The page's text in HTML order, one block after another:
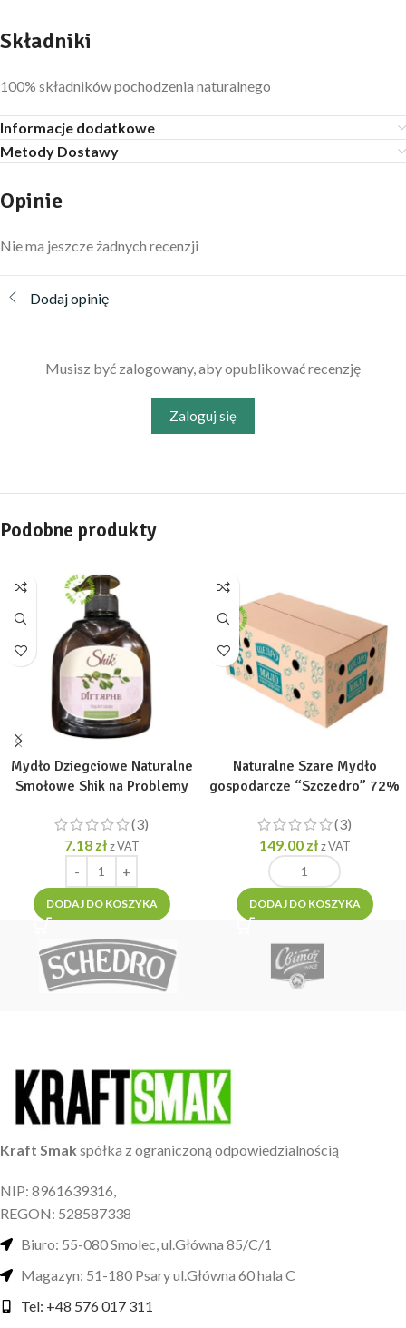
Składniki
100% składników pochodzenia naturalnego
Informacje dodatkowe
Metody Dostawy
Opinie
Nie ma jeszcze żadnych recenzji
Dodaj opinię
Musisz być zalogowany, aby opublikować recenzję
Zaloguj się
Podobne produkty
Mydło Dziegciowe Naturalne
Smołowe Shik na Problemy
(3)
7.18 zł z VAT
DODAJ DO KOSZYKA
Naturalne Szare Mydło
gospodarcze “Szczedro” 72%
(3)
149.00 zł z VAT
DODAJ DO KOSZYKA
Kraft Smak spółka z ograniczoną odpowiedzialnością
NIP: 8961639316,
REGON: 528587338
Biuro: 55-080 Smolec, ul.Główna 85/C/1
Magazyn: 51-180 Psary ul.Główna 60 hala C
Tel: +48 576 017 311